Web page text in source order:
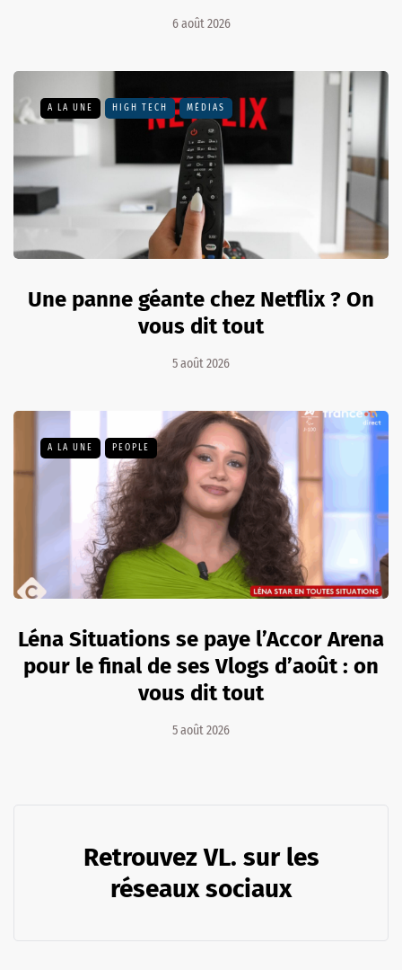
6 août 2026
A LA UNE HIGH TECH MÉDIAS
Une panne géante chez Netflix ? On
vous dit tout
5 août 2026
A LA UNE PEOPLE
Léna Situations se paye l’Accor Arena
pour le final de ses Vlogs d’août : on
vous dit tout
5 août 2026
Retrouvez VL. sur les
réseaux sociaux